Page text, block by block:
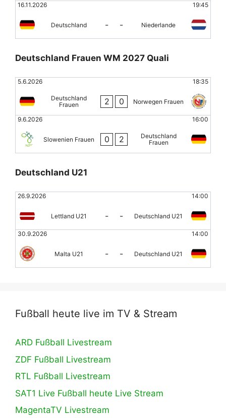
16.11.2026 19:45
Deutschland - - Niederlande
Deutschland Frauen WM 2027 Quali
5.6.2026 18:35
Deutschland
Frauen
2 0 Norwegen Frauen
9.6.2026 16:00
Slowenien Frauen 0 2
Deutschland
Frauen
Deutschland U21
26.9.2026 14:00
Lettland U21 - - Deutschland U21
30.9.2026 14:00
Malta U21 - - Deutschland U21
Fußball heute live im TV & Stream
ARD Fußball Livestream
ZDF Fußball Livestream
RTL Fußball Livestream
SAT1 Live Fußball heute Live Stream
MagentaTV Livestream